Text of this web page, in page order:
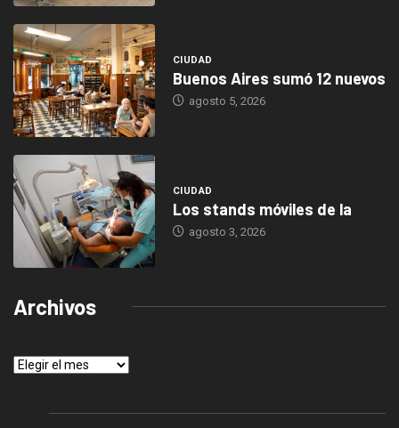
CIUDAD
Buenos Aires sumó 12 nuevos
agosto 5, 2026
CIUDAD
Los stands móviles de la
agosto 3, 2026
Archivos
Archivos